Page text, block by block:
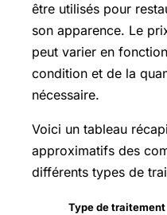
être utilisés pour
son apparence. Le
peut varier en
condition et de la
nécessaire.
Voici un tableau
approximatifs des
différents types de
Type de traitement